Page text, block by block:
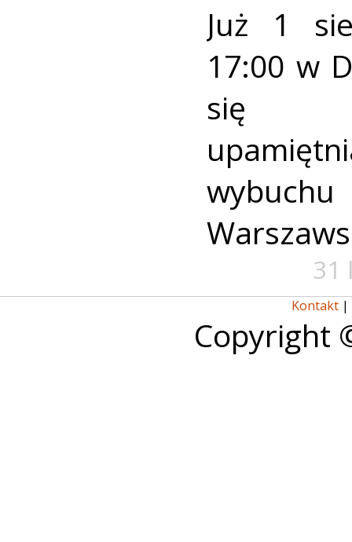
Już 1
17:00 w
się
31
Kontakt |
Copyright